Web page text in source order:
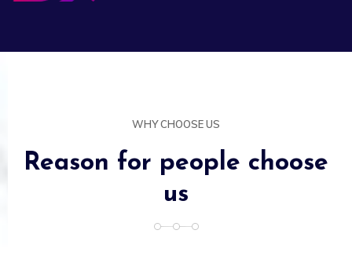
WHY CHOOSE US
Reason for people choose
us